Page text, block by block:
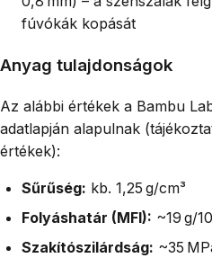
fúvókák kopását
Anyag tulajdonságok
Az alábbi értékek a Bambu
adatlapján alapulnak
értékek):
Sűrűség: kb. 1,25 g/cm³
Folyáshatár (MFI): ~19 g/
Szakítószilárdság: ~35